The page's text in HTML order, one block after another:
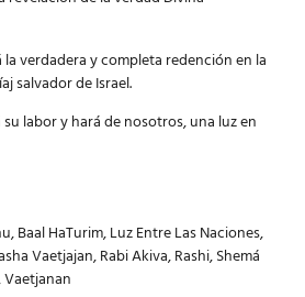
verdadera y completa redención en la
salvador de Israel.
labor y hará de nosotros, una luz en
,Baal HaTurim,Luz Entre Las Naciones,
Vaetjajan,Rabi Akiva,Rashi,Shemá
Vaetjanan